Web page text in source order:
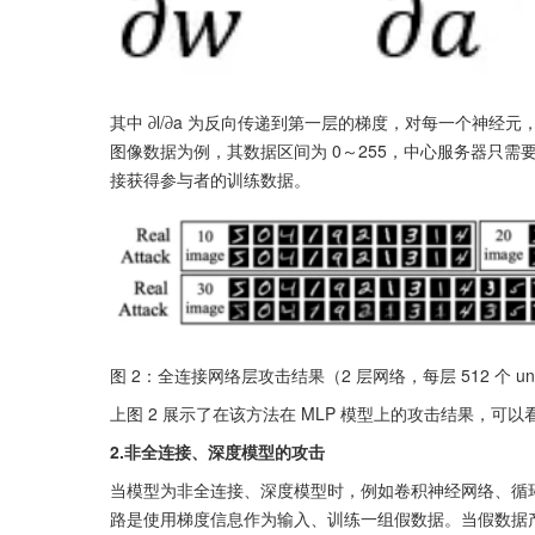
其中 ∂l/∂a 为反向传递到第一层的梯度，对每一个神经元
图像数据为例，其数据区间为 0～255，中心服务器只
接获得参与者的训练数据。
图 2：全连接网络层攻击结果（2 层网络，每层 512 个
上图 2 展示了在该方法在 MLP 模型上的攻击结果，可以
2.非全连接、深度模型的攻击
当模型为非全连接、深度模型时，例如卷积神经网络、
路是使用梯度信息作为输入、训练一组假数据。当假数